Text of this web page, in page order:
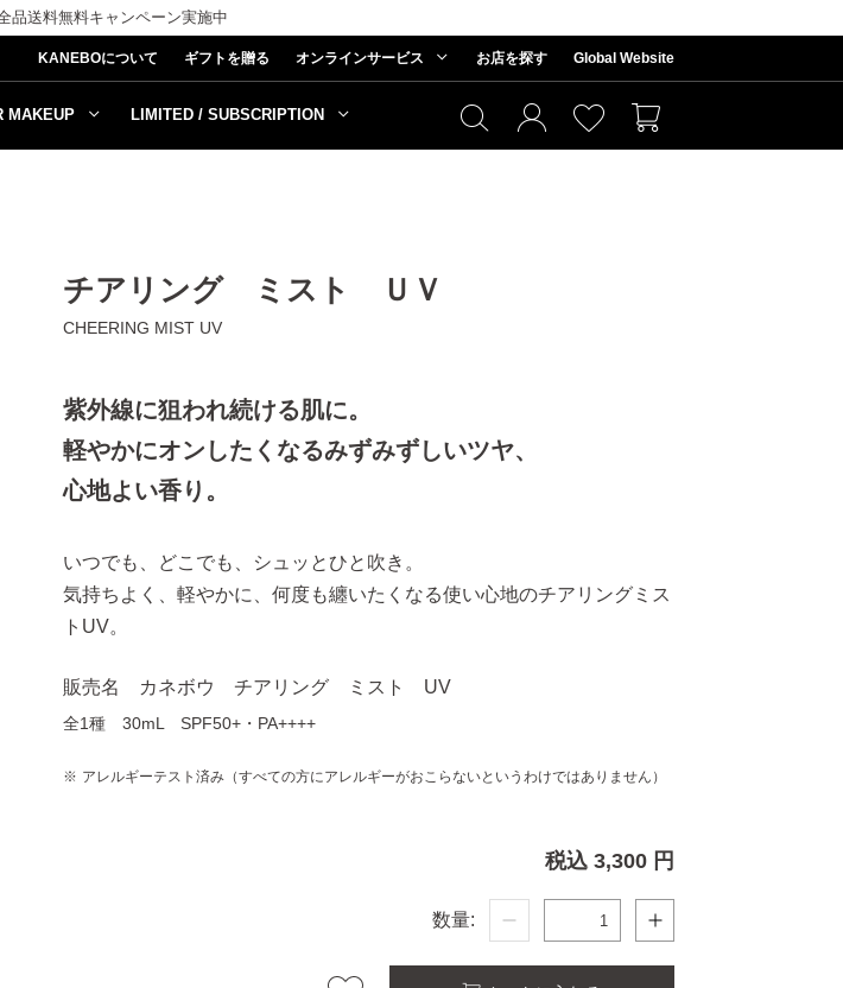
品送料無料キャンペーン実施中
KANEBOについて ギフトを贈る オンラインサービス お店を探す Global Website
MAKEUP LIMITED / SUBSCRIPTION
チアリング ミスト ＵＶ
CHEERING MIST UV
紫外線に狙われ続ける肌に。
軽やかにオンしたくなるみずみずしいツヤ、
心地よい香り。
いつでも、どこでも、シュッとひと吹き。
気持ちよく、軽やかに、何度も纏いたくなる使い心地のチアリングミス
トUV。
販売名 カネボウ チアリング ミスト UV
全1種 30mL SPF50+・PA++++
アレルギーテスト済み（すべての方にアレルギーがおこらないというわけではありません）
税込 3,300 円
数量: